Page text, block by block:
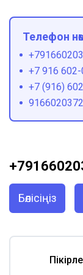
Телефон
+7 916
+7 (916)
9166020372
Бөлісіңіз